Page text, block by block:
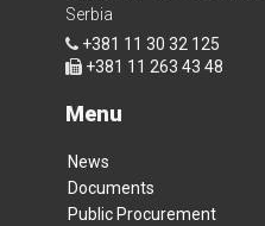
Serbia
+381 11 30 32 125
+381 11 263 43 48
Menu
News
Documents
Public Procurement